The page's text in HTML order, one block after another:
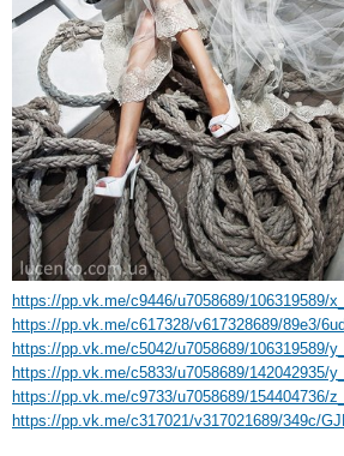
https://pp.vk.me/c9446/u7058689/106319589/
https://pp.vk.me/c617328/v617328689/89e3/
https://pp.vk.me/c5042/u7058689/106319589/
https://pp.vk.me/c5833/u7058689/142042935/
https://pp.vk.me/c9733/u7058689/154404736/
https://pp.vk.me/c317021/v317021689/349c/